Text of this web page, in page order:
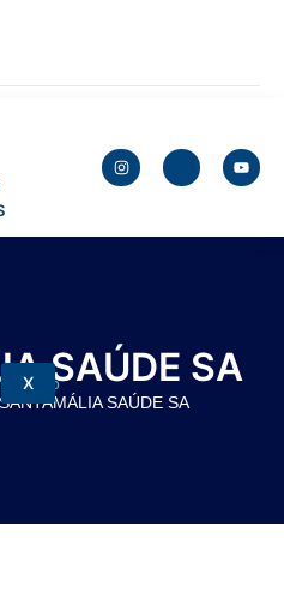
X SAÚDE SA
SANTAMÁLIA SAÚDE SA